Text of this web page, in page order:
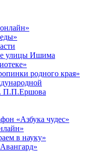
улицы Ишима
родного края»
П.П.Ершова
«Азбука чудес»
в науку»